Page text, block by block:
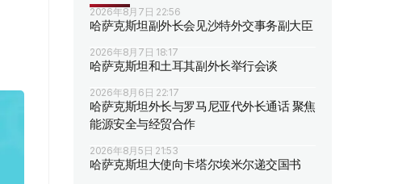
2026年8月7日 22:56
哈萨克斯坦副外长会见沙特外交事务副大臣
2026年8月7日 18:17
哈萨克斯坦和土耳其副外长举行会谈
2026年8月6日 22:17
哈萨克斯坦外长与罗马尼亚代外长通话 聚焦
能源安全与经贸合作
2026年8月5日 21:53
哈萨克斯坦大使向卡塔尔埃米尔递交国书